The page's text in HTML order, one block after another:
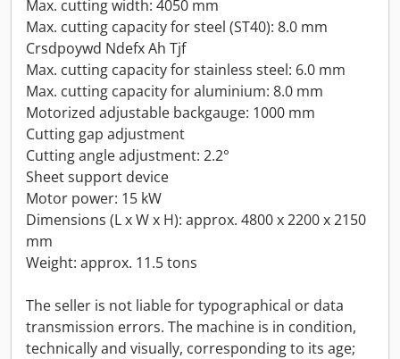
Max. cutting width: 4050 mm
Max. cutting capacity for steel (ST40): 8.0 mm
Crsdpoywd Ndefx Ah Tjf
Max. cutting capacity for stainless steel: 6.0 mm
Max. cutting capacity for aluminium: 8.0 mm
Motorized adjustable backgauge: 1000 mm
Cutting gap adjustment
Cutting angle adjustment: 2.2°
Sheet support device
Motor power: 15 kW
Dimensions (L x W x H): approx. 4800 x 2200 x 2150
mm
Weight: approx. 11.5 tons
The seller is not liable for typographical or data
transmission errors. The machine is in condition,
technically and visually, corresponding to its age;